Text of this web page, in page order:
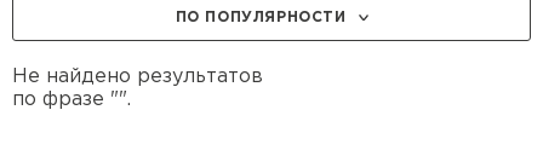
ПО ПОПУЛЯРНОСТИ
Не найдено результатов
по фразе "".